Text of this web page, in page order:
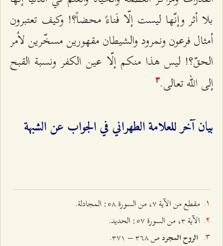
بلا أثر وإنّها ليست إلّا فَناءً محضاً؟! وكيف تعتبرون
أمثال فرعون ونمرود والشيطان مقهورين مسخّرين لأمر
الحقّ؟! ليس هذا منكم إلّا عين الكفر ونسبة القبح
إلى الله تعالى.٣
بيان آخر للعلامة الطهراني في الجواب عن الشبهة
مقطع من الآية ۷، من السورة ٥۸: المجادلة.
الآية ٣، من السورة ٥۷: الحديد.
الروح المجردص ٣٦۸ – ٣۷۱.